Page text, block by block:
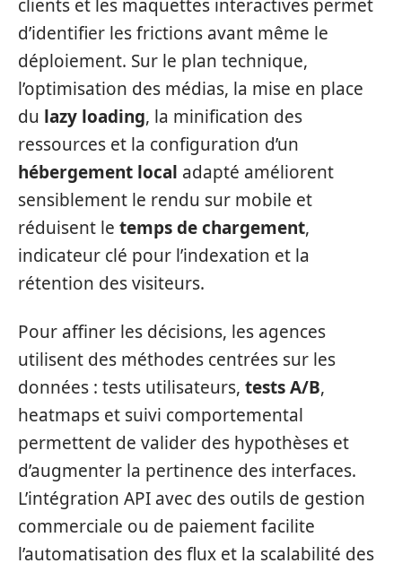
clients et les maquettes interactives permet
d’identifier les frictions avant même le
déploiement. Sur le plan technique,
l’optimisation des médias, la mise en place
du lazy loading, la minification des
ressources et la configuration d’un
hébergement local adapté améliorent
sensiblement le rendu sur mobile et
réduisent le temps de chargement,
indicateur clé pour l’indexation et la
rétention des visiteurs.
Pour affiner les décisions, les agences
utilisent des méthodes centrées sur les
données : tests utilisateurs, tests A/B,
heatmaps et suivi comportemental
permettent de valider des hypothèses et
d’augmenter la pertinence des interfaces.
L’intégration API avec des outils de gestion
commerciale ou de paiement facilite
l’automatisation des flux et la scalabilité des